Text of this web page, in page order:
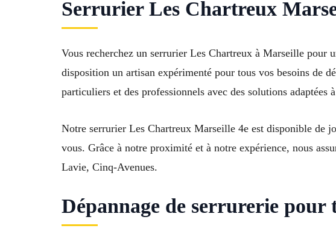
Serrurier Les Chartreux
Vous recherchez un serrurier Les Chartreux à Marseille pour
disposition un artisan expérimenté pour tous vos besoins de
particuliers et des professionnels avec des solutions adaptées
Notre serrurier Les Chartreux Marseille 4e est disponible de
vous. Grâce à notre proximité et à notre expérience, nous
Lavie, Cinq-Avenues.
Dépannage de serrurerie pour